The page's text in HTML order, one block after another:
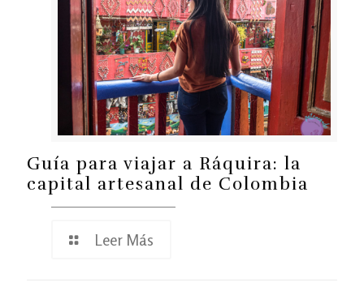
Guía para viajar a Ráquira: la
capital artesanal de Colombia
Leer Más